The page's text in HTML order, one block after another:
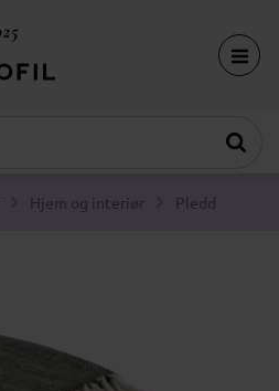
Hjem og interiør Pledd